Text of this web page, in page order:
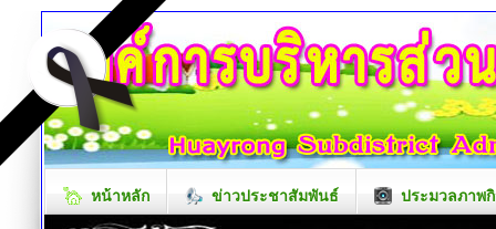
หน้าหลัก ข่าวประชาสัมพันธ์ ประมวลภาพ